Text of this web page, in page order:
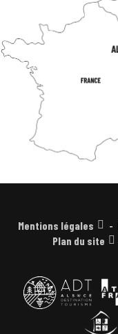
Mentions légales
Plan du site